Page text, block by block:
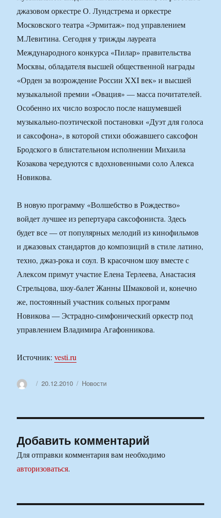
джазовом оркестре О. Лундстрема и оркестре
Московского театра «Эрмитаж» под управлением
М.Левитина. Сегодня у трижды лауреата
Международного конкурса «Пилар» правительства
Москвы, обладателя высшей общественной награды
«Орден за возрождение России XXI век» и высшей
музыкальной премии «Овация» — масса почитателей.
Особенно их число возросло после нашумевшей
музыкально-поэтической постановки «Дуэт для голоса
и саксофона», в которой стихи обожавшего саксофон
Бродского в блистательном исполнении Михаила
Козакова чередуются с вдохновенными соло Алекса
Новикова.
В новую программу «Волшебство в Рождество»
войдет лучшее из репертуара саксофониста. Здесь
будет все — от популярных мелодий из кинофильмов
и джазовых стандартов до композиций в стиле латино,
техно, джаз-рока и соул. В красочном шоу вместе с
Алексом примут участие Елена Терлеева, Анастасия
Стрельцова, шоу-балет Жанны Шмаковой и, конечно
же, постоянный участник сольных программ
Новикова — Эстрадно-симфонический оркестр под
управлением Владимира Агафонникова.
Источник:vesti.ru
АвторОпубликовано
20.12.2010 Рубрики
Новости
Добавить комментарий
Для отправки комментария вам необходимо
авторизоваться.